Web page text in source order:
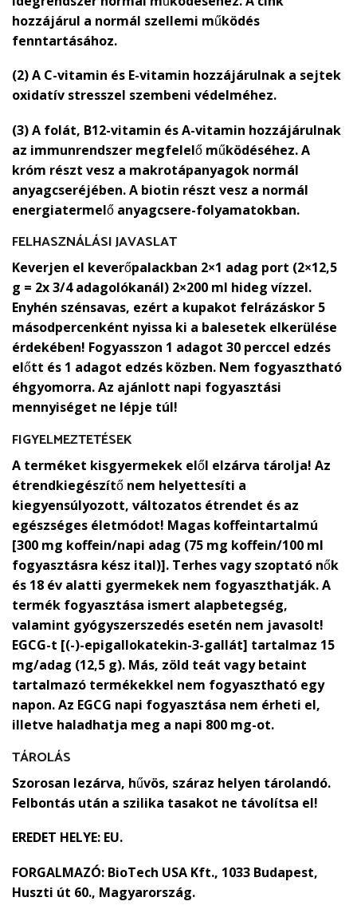
hozzájárul a normál szellemi működés
fenntartásához.
(2) A C-vitamin és E-vitamin hozzájárulnak a sejtek
oxidatív stresszel szembeni védelméhez.
(3) A folát, B12-vitamin és A-vitamin hozzájárulnak
az immunrendszer megfelelő működéséhez. A
króm részt vesz a makrotápanyagok normál
anyagcseréjében. A biotin részt vesz a normál
energiatermelő anyagcsere-folyamatokban.
FELHASZNÁLÁSI JAVASLAT
Keverjen el keverőpalackban 2×1 adag port (2×12,5
g = 2x 3/4 adagolókanál) 2×200 ml hideg vízzel.
Enyhén szénsavas, ezért a kupakot felrázáskor 5
másodpercenként nyissa ki a balesetek elkerülése
érdekében! Fogyasszon 1 adagot 30 perccel edzés
előtt és 1 adagot edzés közben. Nem fogyasztható
éhgyomorra. Az ajánlott napi fogyasztási
mennyiséget ne lépje túl!
FIGYELMEZTETÉSEK
A terméket kisgyermekek elől elzárva tárolja! Az
étrendkiegészítő nem helyettesíti a
kiegyensúlyozott, változatos étrendet és az
egészséges életmódot! Magas koffeintartalmú
[300 mg koffein/napi adag (75 mg koffein/100 ml
fogyasztásra kész ital)]. Terhes vagy szoptató nők
és 18 év alatti gyermekek nem fogyaszthatják. A
termék fogyasztása ismert alapbetegség,
valamint gyógyszerszedés esetén nem javasolt!
EGCG-t [(-)-epigallokatekin-3-gallát] tartalmaz 15
mg/adag (12,5 g). Más, zöld teát vagy betaint
tartalmazó termékekkel nem fogyasztható egy
napon. Az EGCG napi fogyasztása nem érheti el,
illetve haladhatja meg a napi 800 mg-ot.
TÁROLÁS
Szorosan lezárva, hűvös, száraz helyen tárolandó.
Felbontás után a szilika tasakot ne távolítsa el!
EREDET HELYE: EU.
FORGALMAZÓ: BioTech USA Kft., 1033 Budapest,
Huszti út 60., Magyarország.